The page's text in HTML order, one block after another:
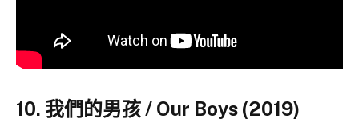
10. 我們的男孩 / Our Boys (2019)